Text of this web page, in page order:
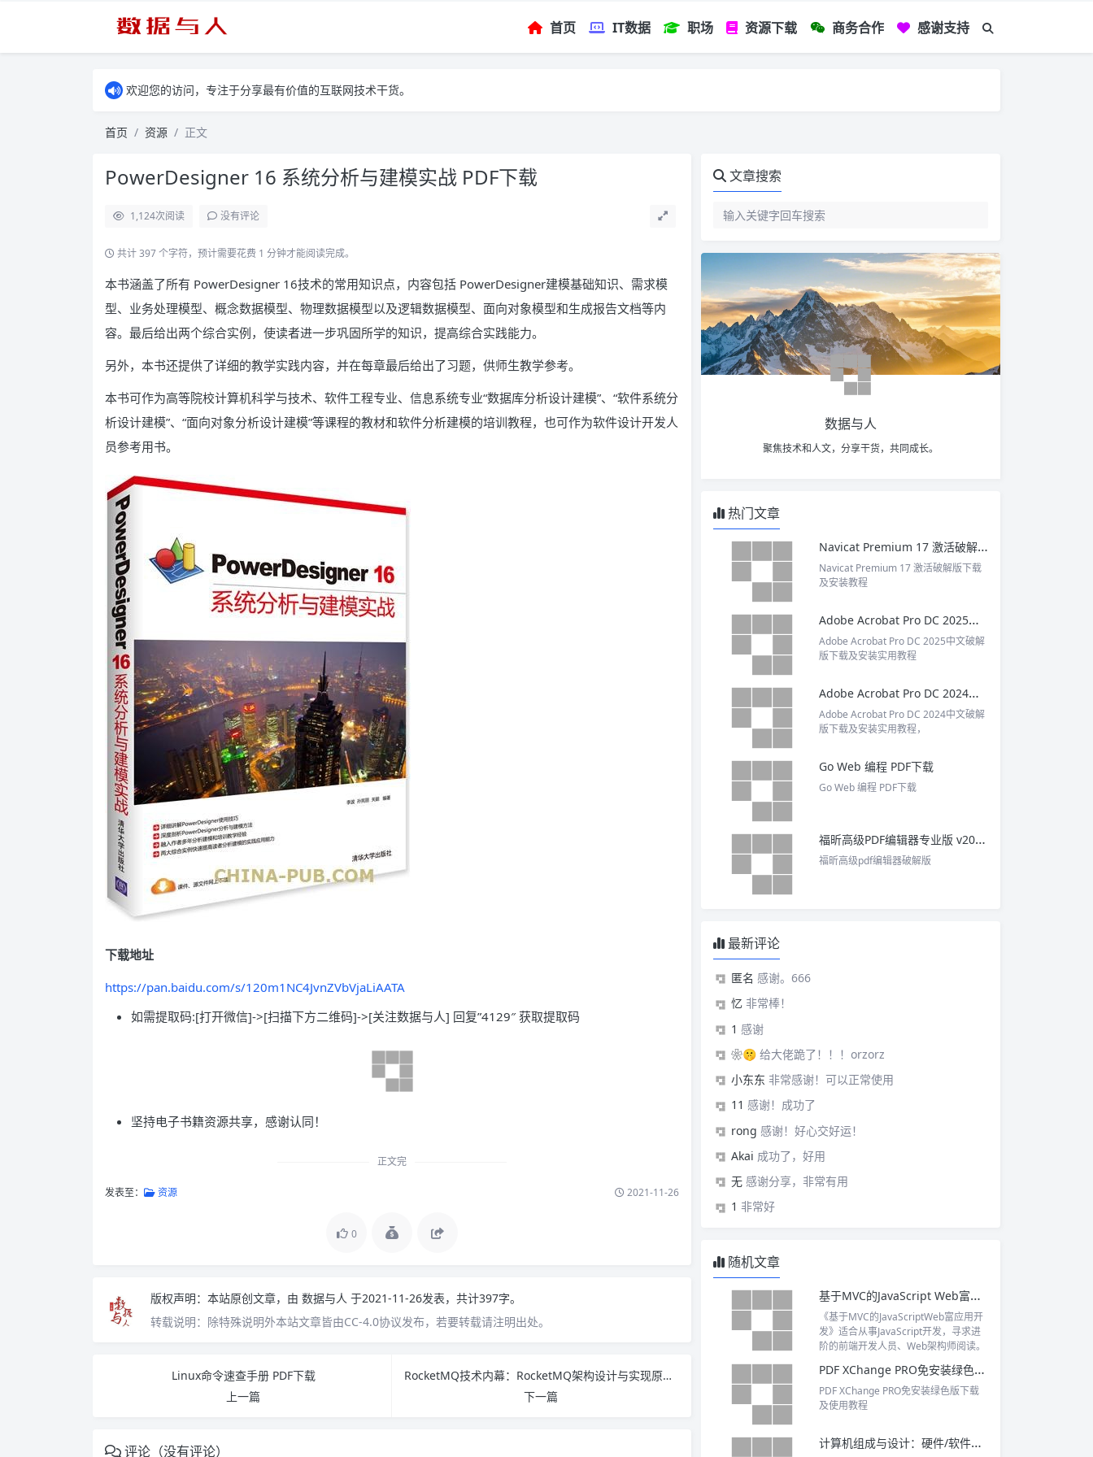
首页 IT数据 职场 资源下载 商务合作 感谢支持
欢迎您的访问，专注于分享最有价值的互联网技术干货。
首页 资源 正文
PowerDesigner 16 系统分析与建模实战 PDF下载
1,124次阅读 没有评论
共计 397 个字符，预计需要花费 1 分钟才能阅读完成。
本书涵盖了所有 PowerDesigner 16技术的常用知识点，内容包括 PowerDesigner建模基础知识、需求模
型、业务处理模型、概念数据模型、物理数据模型以及逻辑数据模型、面向对象模型和生成报告文档等内
容。最后给出两个综合实例，使读者进一步巩固所学的知识，提高综合实践能力。
另外，本书还提供了详细的教学实践内容，并在每章最后给出了习题，供师生教学参考。
本书可作为高等院校计算机科学与技术、软件工程专业、信息系统专业“数据库分析设计建模”、“软件系统分
析设计建模”、“面向对象分析设计建模”等课程的教材和软件分析建模的培训教程，也可作为软件设计开发人
员参考用书。
下载地址
https://pan.baidu.com/s/120m1NC4JvnZVbVjaLiAATA
如需提取码:[打开微信]->[扫描下方二维码]->[关注数据与人] 回复”4129″ 获取提取码
坚持电子书籍资源共享，感谢认同！
正文完
发表至： 资源 2021-11-26
0
版权声明： 本站原创文章，由 数据与人 于2021-11-26发表，共计397字。
转载说明： 除特殊说明外本站文章皆由CC-4.0协议发布，若要转载请注明出处。
Linux命令速查手册 PDF下载
上一篇
RocketMQ技术内幕：RocketMQ架构设计与实现原理（第2版）PDF下载
下一篇
评论（没有评论）
文章搜索
数据与人
聚焦技术和人文，分享干货，共同成长。
热门文章
Navicat Premium 17 激活破解版下载及安装教程
Navicat Premium 17 激活破解版下载
及安装教程
Adobe Acrobat Pro DC 2025中文破解版下载及安装实用教程
Adobe Acrobat Pro DC 2025中文破解
版下载及安装实用教程
Adobe Acrobat Pro DC 2024中文破解版下载及安装实用教程
Adobe Acrobat Pro DC 2024中文破解
版下载及安装实用教程，
Go Web 编程 PDF下载
Go Web 编程 PDF下载
福昕高级PDF编辑器专业版 v2025 中文激活版
福昕高级pdf编辑器破解版
最新评论
匿名 感谢。666
忆 非常棒！
1 感谢
❀🤫 给大佬跪了！！！orzorz
小东东 非常感谢！可以正常使用
11 感谢！成功了
rong 感谢！好心交好运！
Akai 成功了，好用
无 感谢分享，非常有用
1 非常好
随机文章
基于MVC的JavaScript Web富应用开发 PDF下载
《基于MVC的JavaScriptWeb富应用开
发》适合从事JavaScript开发，寻求进
阶的前端开发人员、Web架构师阅读。
PDF XChange PRO免安装绿色版下载及使用教程
PDF XChange PRO免安装绿色版下载
及使用教程
计算机组成与设计：硬件/软件接口（原书第5版）PDF下载